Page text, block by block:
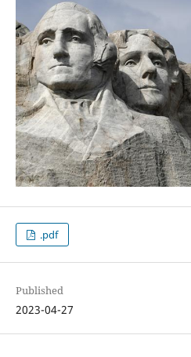
.pdf
Published
2023-04-27